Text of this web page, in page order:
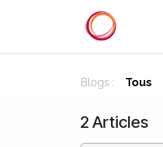
Blogs : Tous
2 Articles